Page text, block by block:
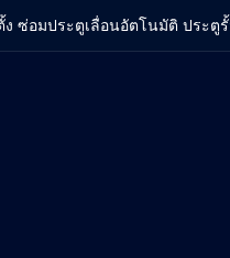
ซ่อมประตูเลื่อนอัตโนมัติ ประตู